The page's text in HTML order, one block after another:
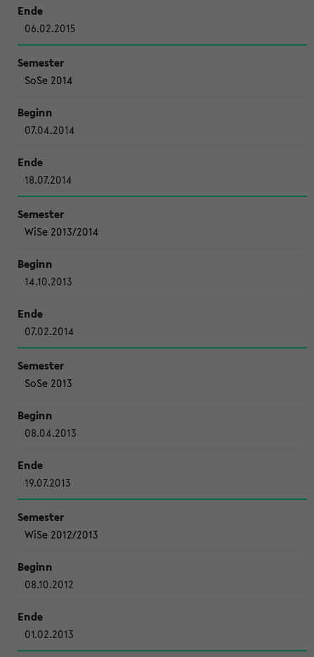
06.02.2015
SoSe 2014
07.04.2014
18.07.2014
WiSe 2013/2014
14.10.2013
07.02.2014
SoSe 2013
08.04.2013
19.07.2013
WiSe 2012/2013
08.10.2012
01.02.2013